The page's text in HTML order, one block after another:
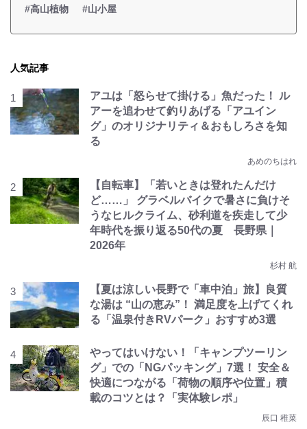
#高山植物
#山小屋
人気記事
アユは「怒らせて掛ける」魚だった！ ル
アーを追わせて釣りあげる「アユイン
グ」のオリジナリティ＆おもしろさを知
る
あめのちはれ
【自転車】「若いときは登れたんだけ
ど……」 グラベルバイクで暑さに負けそ
うなヒルクライム、砂利道を疾走して少
年時代を振り返る50代の夏 長野県｜
2026年
杉村 航
【夏は涼しい長野で「車中泊」旅】良質
な湯は “山の恵み”！ 満足度を上げてくれ
る「温泉付きRVパーク」おすすめ3選
やってはいけない！「キャンプツーリン
グ」での「NGパッキング」7選！ 安全＆
快適につながる「荷物の順序や位置」積
載のコツとは？「実体験レポ」
辰口 稚菜